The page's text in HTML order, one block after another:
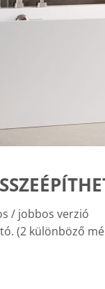
/ jobbos verzió
(2 különböző